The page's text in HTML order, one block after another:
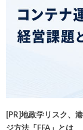
[PR]地政学リスク、
ジ方法「FFA」とは